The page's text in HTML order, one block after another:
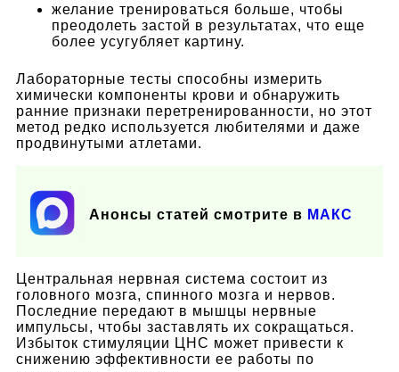
желание тренироваться больше, чтобы
преодолеть застой в результатах, что еще
более усугубляет картину.
Лабораторные тесты способны измерить
химически компоненты крови и обнаружить
ранние признаки перетренированности, но этот
метод редко используется любителями и даже
продвинутыми атлетами.
Анонсы статей смотрите в МАКС
Центральная нервная система состоит из
головного мозга, спинного мозга и нервов.
Последние передают в мышцы нервные
импульсы, чтобы заставлять их сокращаться.
Избыток стимуляции ЦНС может привести к
снижению эффективности ее работы по